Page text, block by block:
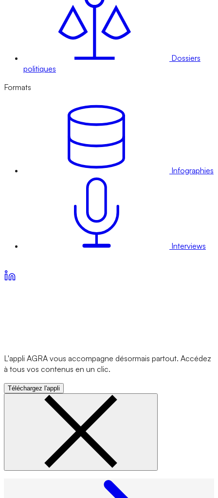
Dossiers
politiques
Formats
Infographies
Interviews
L'appli AGRA vous accompagne désormais partout. Accédez
à tous vos contenus en un clic.
Téléchargez l'appli